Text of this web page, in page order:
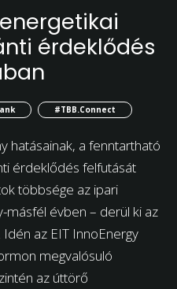
érdeklődés
#TBB.Connect
hatásainak, a fenntartható
érdeklődés felfutását
többsége az ipari
másfél évben – derül ki az
az EIT InnoEnergy
megvalósuló
az úttörő